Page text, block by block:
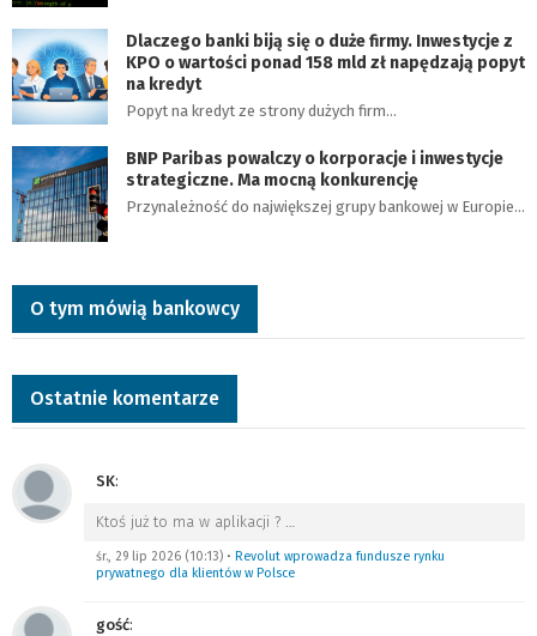
Dlaczego banki biją się o duże firmy. Inwestycje z
KPO o wartości ponad 158 mld zł napędzają popyt
na kredyt
Popyt na kredyt ze strony dużych firm…
BNP Paribas powalczy o korporacje i inwestycje
strategiczne. Ma mocną konkurencję
Przynależność do największej grupy bankowej w Europie…
O tym mówią bankowcy
Ostatnie komentarze
SK:
Ktoś już to ma w aplikacji ? …
śr., 29 lip 2026 (10:13) • Revolut wprowadza fundusze rynku
prywatnego dla klientów w Polsce
gość: